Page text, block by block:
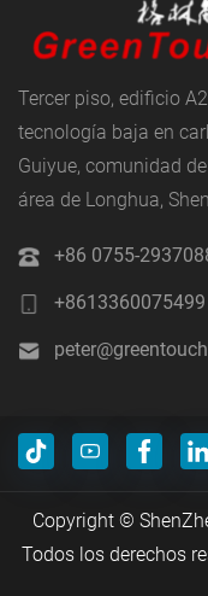
Tercer piso, edificio
tecnología baja en
Guiyue, comunidad
área de Longhua,
+86 0755-
+8613360075499
Copyright ©
Todos los derechos